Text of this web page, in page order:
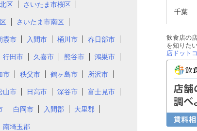
区 さいたま市桜区
さいたま市南区
霞市 入間市 桶川市 春日部市
行田市 久喜市 熊谷市 鴻巣市
市 秩父市 鶴ヶ島市 所沢市
山市 日高市 深谷市 富士見市
白岡市 入間郡 大里郡
南埼玉郡
千葉
飲食店の
を知りた
店ドット